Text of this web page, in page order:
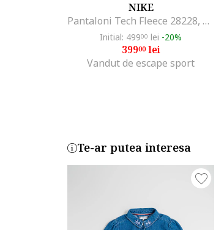
NIKE
Pantaloni Tech Fleece 28228, Gri
Initial: 49900 lei -20%
39900lei
Vandut de escape sport
Te-ar putea interesa